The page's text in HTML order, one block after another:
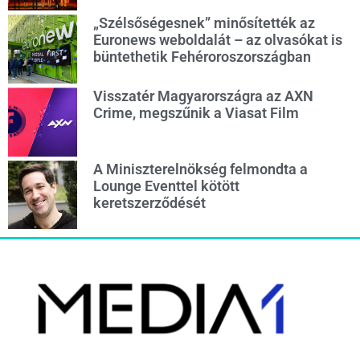
„Szélsőségesnek” minősítették az
Euronews weboldalát – az olvasókat is
büntethetik Fehéroroszországban
Visszatér Magyarországra az AXN
Crime, megszűnik a Viasat Film
A Miniszterelnökség felmondta a
Lounge Eventtel kötött
keretszerződését